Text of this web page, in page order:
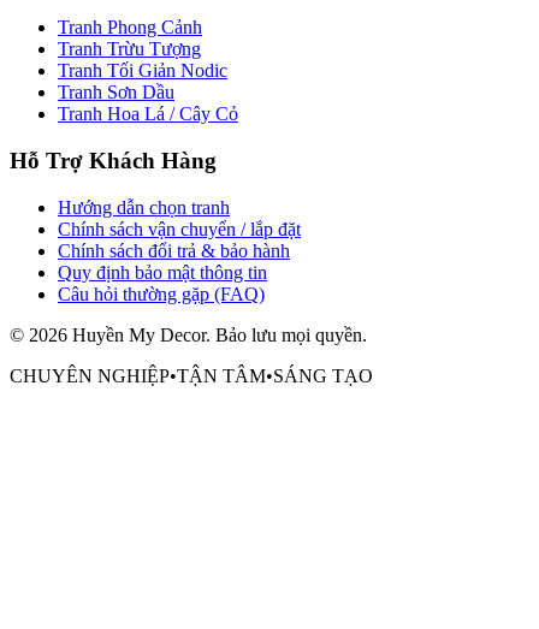
Tranh Phong Cảnh
Tranh Trừu Tượng
Tranh Tối Giản Nodic
Tranh Sơn Dầu
Tranh Hoa Lá / Cây Cỏ
Hỗ Trợ Khách Hàng
Hướng dẫn chọn tranh
Chính sách vận chuyển / lắp đặt
Chính sách đổi trả & bảo hành
Quy định bảo mật thông tin
Câu hỏi thường gặp (FAQ)
© 2026 Huyền My Decor. Bảo lưu mọi quyền.
CHUYÊN NGHIỆP•TẬN TÂM•SÁNG TẠO